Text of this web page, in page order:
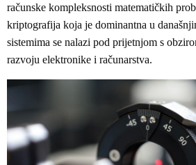
računske kompleksnosti matematičkih
kriptografija koja je dominantna u
sistemima se nalazi pod prijetnjom s
razvoju elektronike i računarstva.